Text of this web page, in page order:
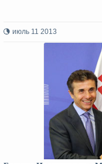
июль 11 2013